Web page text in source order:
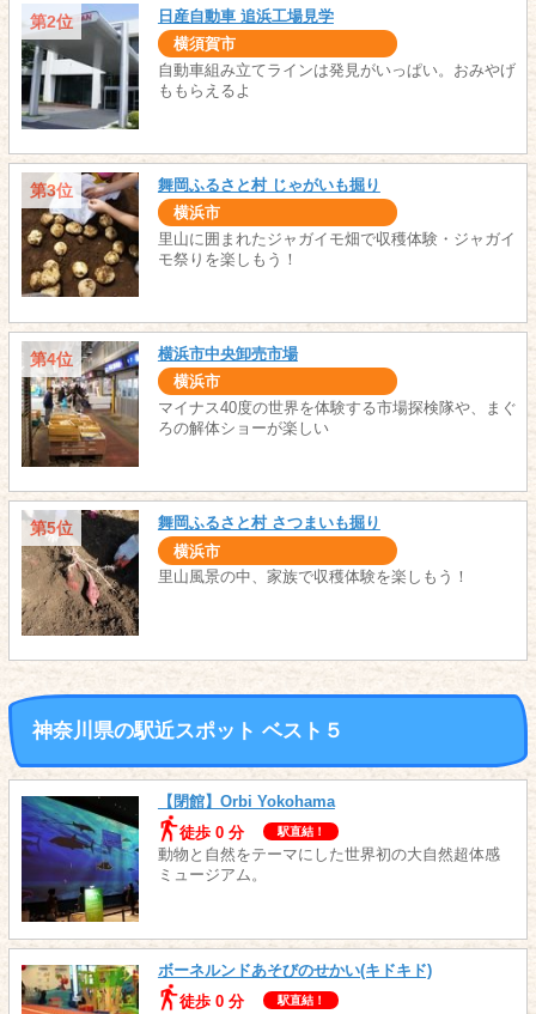
第2位 日産自動車 追浜工場見学
横須賀市
自動車組み立てラインは発見がいっぱい。おみやげ
ももらえるよ
第3位 舞岡ふるさと村 じゃがいも掘り
横浜市
里山に囲まれたジャガイモ畑で収穫体験・ジャガイ
モ祭りを楽しもう！
第4位 横浜市中央卸売市場
横浜市
マイナス40度の世界を体験する市場探検隊や、まぐ
ろの解体ショーが楽しい
第5位 舞岡ふるさと村 さつまいも掘り
横浜市
里山風景の中、家族で収穫体験を楽しもう！
神奈川県の駅近スポット ベスト５
【閉館】Orbi Yokohama
徒歩 0 分
駅直結！
動物と自然をテーマにした世界初の大自然超体感
ミュージアム。
ボーネルンドあそびのせかい(キドキド)
徒歩 0 分
駅直結！